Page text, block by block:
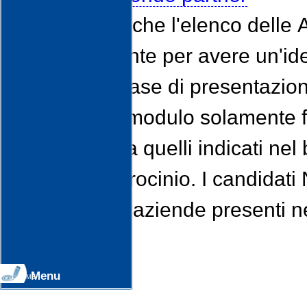
Si comunica che l'elenco
esclusivamente per avere
progetto. In fase di
indicare nel modulo
l'azienda), tra quelli indicati
l'eventuale tirocinio. I
contattare le aziende presenti
Menu
Home